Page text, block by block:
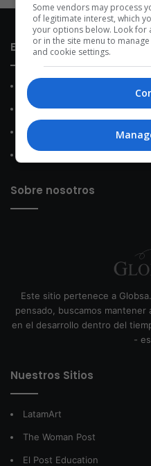
Enlaces de interés
Sobre Nosotros
Contacto
Política de Privacidad
Política de Cookies
Sobre nosotros
Este sitio pertenece a
pensado, buscamos
en el desarrollo dentro del
-
Nuestros Sitios
LatamArt
The Woman Post
El Post Education
Some vendors may process
of legitimate interest, which
your options below. Look for
or in the site menu to
and cookie settings.